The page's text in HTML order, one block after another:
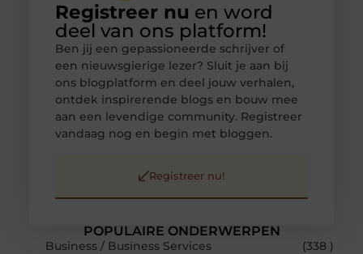
POPULAIRE ONDERWERPEN
Business / Business Services
(338 )
Registreer nu en word
deel van ons platform!
Ben jij een gepassioneerde schrijver of
een nieuwsgierige lezer? Sluit je aan bij
ons blogplatform en deel jouw verhalen,
ontdek inspirerende blogs en bouw mee
aan een levendige community. Registreer
vandaag nog en begin met bloggen.
Registreer nu!